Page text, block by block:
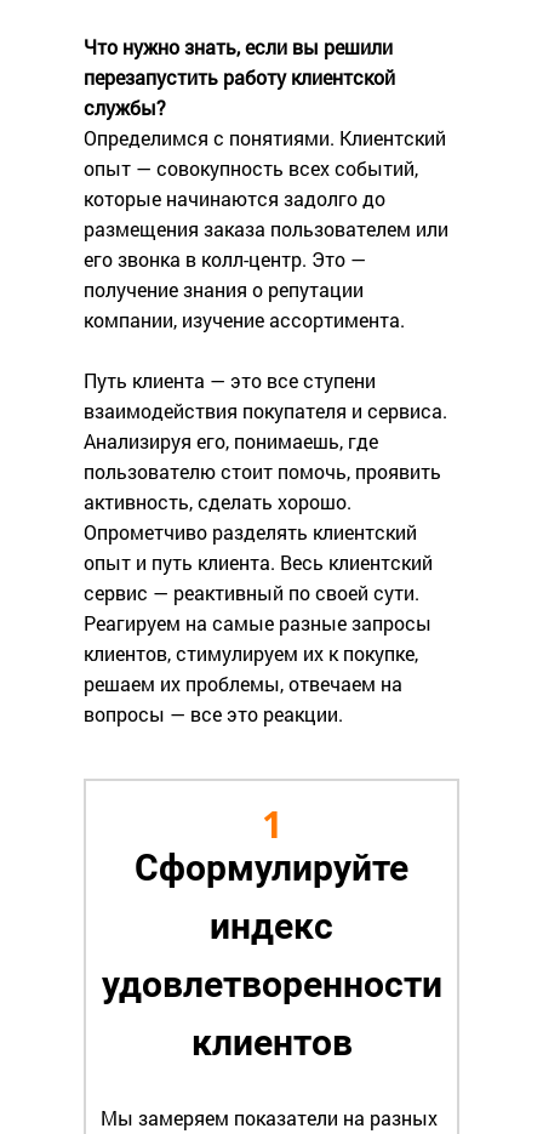
Что нужно знать, если вы решили
перезапустить работу клиентской
службы?
Определимся с понятиями. Клиентский
опыт — совокупность всех событий,
которые начинаются задолго до
размещения заказа пользователем или
его звонка в колл-центр. Это —
получение знания о репутации
компании, изучение ассортимента.
Путь клиента — это все ступени
взаимодействия покупателя и сервиса.
Анализируя его, понимаешь, где
пользователю стоит помочь, проявить
активность, сделать хорошо.
Опрометчиво разделять клиентский
опыт и путь клиента. Весь клиентский
сервис — реактивный по своей сути.
Реагируем на самые разные запросы
клиентов, стимулируем их к покупке,
решаем их проблемы, отвечаем на
вопросы — все это реакции.
1
Сформулируйте
индекс
удовлетворенности
клиентов
Мы замеряем показатели на разных